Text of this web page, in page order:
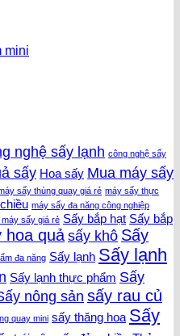
mini
nghệ sấy lạnh công nghệ sấy
sấy Hoa sấy Mua máy sấy
sấy thùng quay giá rẻ máy sấy thực
máy sấy đa năng công nghiệp
sấy giá rẻ Sấy bắp hạt Sấy bắp
hoa quả sấy khô Sấy
đa năng Sấy lạnh Sấy lạnh
Sấy lạnh thực phẩm Sấy
nông sản sấy rau củ
quay mini sấy thăng hoa Sấy